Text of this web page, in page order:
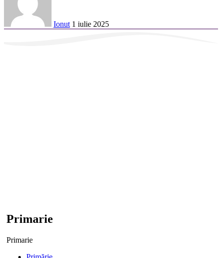
Ionut 1 iulie 2025
Primarie
Primarie